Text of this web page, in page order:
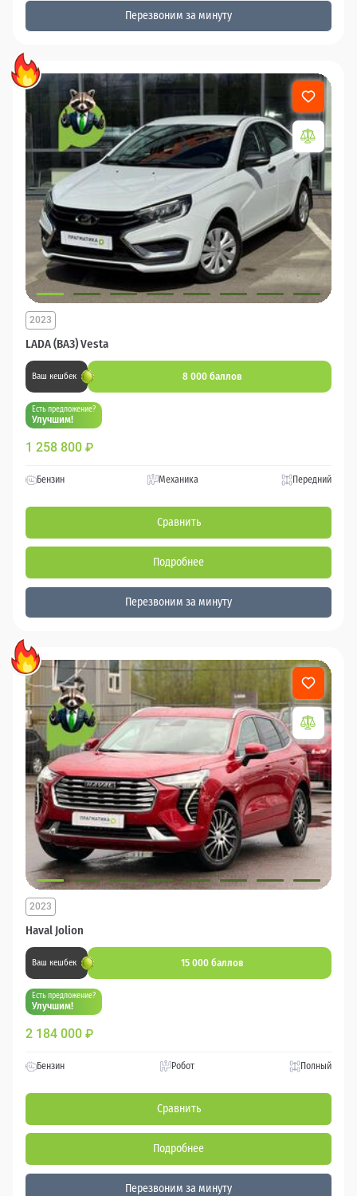
Перезвоним за минуту
LADA (ВАЗ) Vesta
2023
Ваш кешбек 8 000 баллов
Есть предложение?
Улучшим!
1 258 800 ₽
Бензин Механика Передний
Сравнить
Подробнее
Перезвоним за минуту
Haval Jolion
2023
Ваш кешбек 15 000 баллов
Есть предложение?
Улучшим!
2 184 000 ₽
Бензин Робот Полный
Сравнить
Подробнее
Перезвоним за минуту